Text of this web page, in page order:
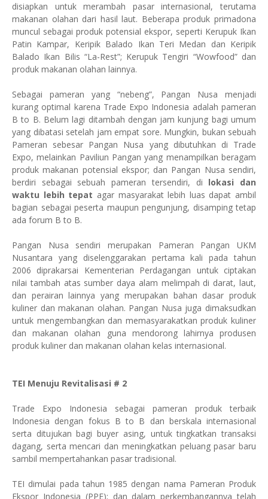
disiapkan untuk merambah pasar internasional, terutama
makanan olahan dari hasil laut. Beberapa produk primadona
muncul sebagai produk potensial ekspor, seperti Kerupuk Ikan
Patin Kampar, Keripik Balado Ikan Teri Medan dan Keripik
Balado Ikan Bilis “La-Rest”; Kerupuk Tengiri “Wowfood” dan
produk makanan olahan lainnya.
Sebagai pameran yang “nebeng”, Pangan Nusa menjadi
kurang optimal karena Trade Expo Indonesia adalah pameran
B to B. Belum lagi ditambah dengan jam kunjung bagi umum
yang dibatasi setelah jam empat sore. Mungkin, bukan sebuah
Pameran sebesar Pangan Nusa yang dibutuhkan di Trade
Expo, melainkan Paviliun Pangan yang menampilkan beragam
produk makanan potensial ekspor; dan Pangan Nusa sendiri,
berdiri sebagai sebuah pameran tersendiri, di lokasi dan
waktu lebih tepat agar masyarakat lebih luas dapat ambil
bagian sebagai peserta maupun pengunjung, disamping tetap
ada forum B to B.
Pangan Nusa sendirimerupakan Pameran Pangan UKM
Nusantara yang diselenggarakan pertama kali pada tahun
2006 diprakarsai Kementerian Perdagangan untuk ciptakan
nilai tambah atas sumber daya alam melimpah di darat, laut,
dan perairan lainnya yang merupakan bahan dasar produk
kuliner dan makanan olahan. Pangan Nusa juga dimaksudkan
untuk mengembangkan dan memasyarakatkan produk kuliner
dan makanan olahan
guna mendorong lahirnya produsen
produk kuliner dan makanan olahan kelas internasional.
TEI Menuju Revitalisasi # 2
Trade Expo Indonesia sebagai pameran produk terbaik
Indonesia dengan fokus B to B dan berskala internasional
serta ditujukan bagi buyer asing, untuk tingkatkan transaksi
dagang, serta mencari dan meningkatkan peluang pasar baru
sambil mempertahankan pasar tradisional.
TEI dimulai pada tahun 1985 dengan nama Pameran Produk
Ekspor Indonesia (PPE); dan dalam perkembangannya telah